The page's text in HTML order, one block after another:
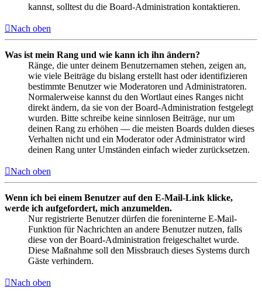
kannst, solltest du die Board-Administration kontaktieren.
Nach oben
Was ist mein Rang und wie kann ich ihn ändern?
Ränge, die unter deinem Benutzernamen stehen, zeigen an,
wie viele Beiträge du bislang erstellt hast oder identifizieren
bestimmte Benutzer wie Moderatoren und Administratoren.
Normalerweise kannst du den Wortlaut eines Ranges nicht
direkt ändern, da sie von der Board-Administration festgelegt
wurden. Bitte schreibe keine sinnlosen Beiträge, nur um
deinen Rang zu erhöhen — die meisten Boards dulden dieses
Verhalten nicht und ein Moderator oder Administrator wird
deinen Rang unter Umständen einfach wieder zurücksetzen.
Nach oben
Wenn ich bei einem Benutzer auf den E-Mail-Link klicke,
werde ich aufgefordert, mich anzumelden.
Nur registrierte Benutzer dürfen die foreninterne E-Mail-
Funktion für Nachrichten an andere Benutzer nutzen, falls
diese von der Board-Administration freigeschaltet wurde.
Diese Maßnahme soll den Missbrauch dieses Systems durch
Gäste verhindern.
Nach oben